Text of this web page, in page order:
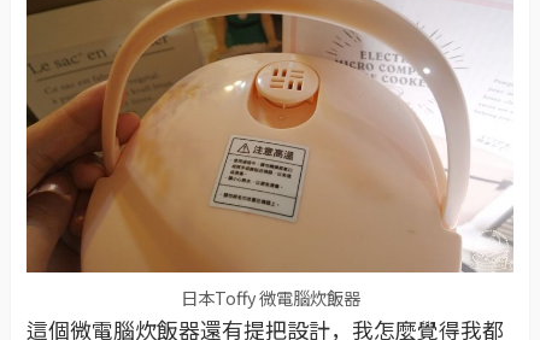
日本Toffy 微電腦炊飯器
這個微電腦炊飯器還有提把設計，我怎麼覺得我都